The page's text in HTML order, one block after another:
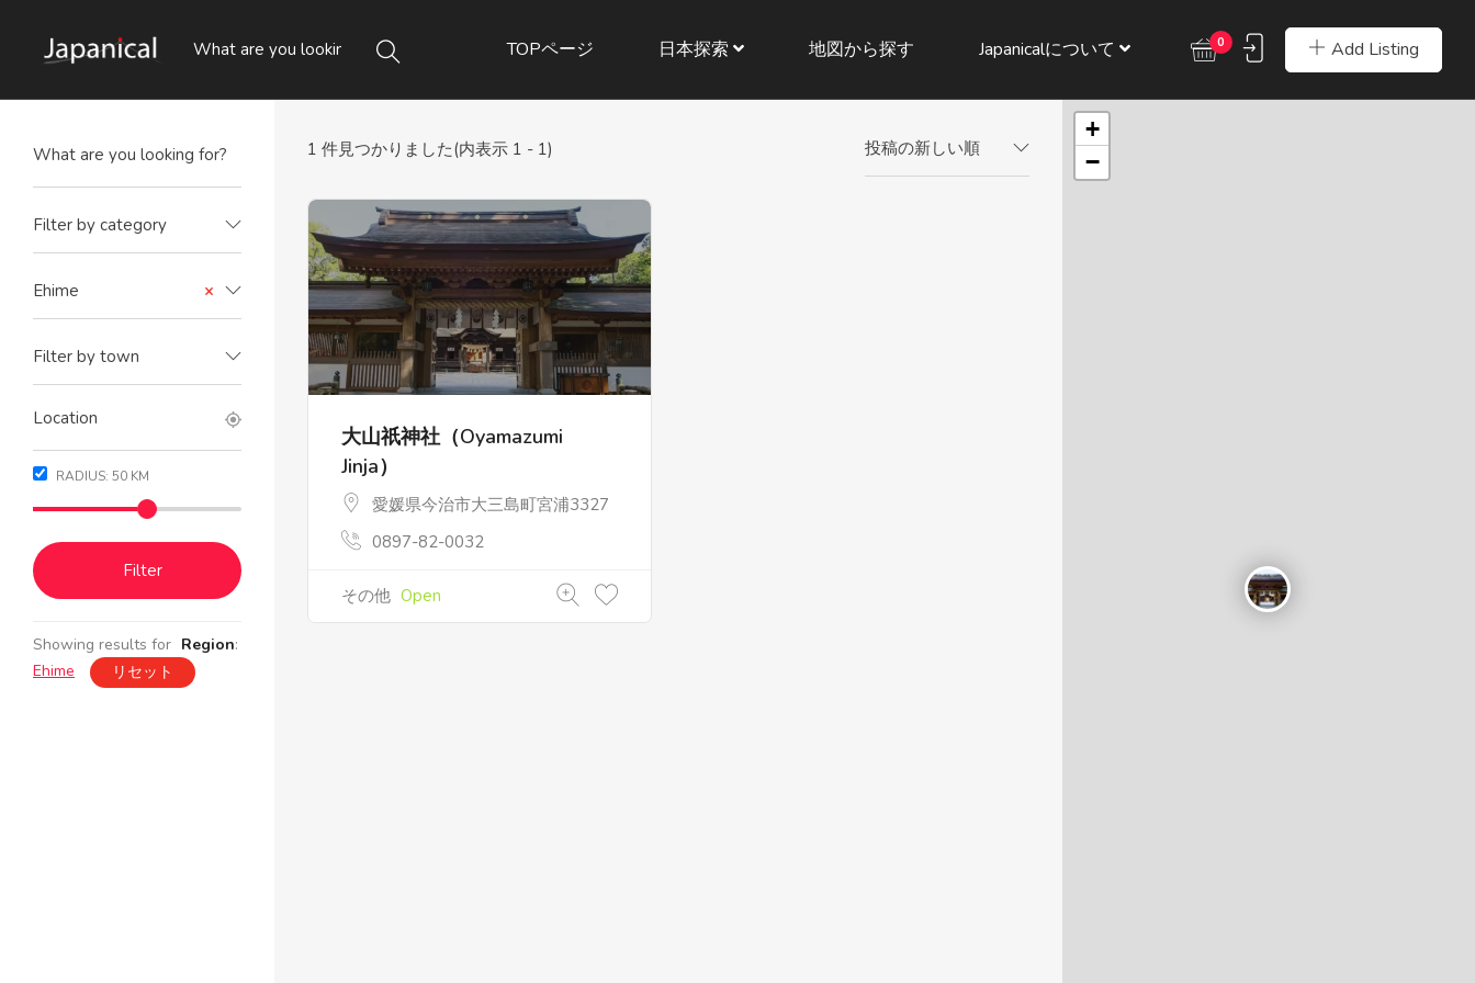
Add Listing
0
TOPページ 日本探索 地図から探す Japanicalについて
Filter by category
×
Ehime
Filter by town
RADIUS: 50 KM
Filter
Showing results for Region:
Ehime
リセット
1 件見つかりました(内表示 1 - 1) 投稿の新しい順
大山祇神社（Oyamazumi
Jinja）
愛媛県今治市大三島町宮浦3327
0897-82-0032
その他 Open
+
−